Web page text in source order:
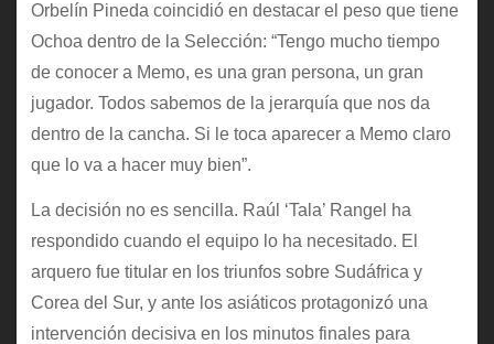
Orbelín Pineda coincidió en destacar el peso que tiene
Ochoa dentro de la Selección: “Tengo mucho tiempo
de conocer a Memo, es una gran persona, un gran
jugador. Todos sabemos de la jerarquía que nos da
dentro de la cancha. Si le toca aparecer a Memo claro
que lo va a hacer muy bien”.
La decisión no es sencilla. Raúl ‘Tala’ Rangel ha
respondido cuando el equipo lo ha necesitado. El
arquero fue titular en los triunfos sobre Sudáfrica y
Corea del Sur, y ante los asiáticos protagonizó una
intervención decisiva en los minutos finales para